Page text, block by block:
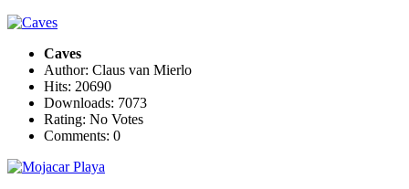
Caves
Author: Claus van Mierlo
Hits: 20690
Downloads: 7073
Rating: No Votes
Comments: 0